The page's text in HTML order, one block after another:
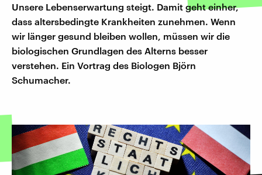
Unsere Lebenserwartung steigt. Damit geht einher,
dass altersbedingte Krankheiten zunehmen. Wenn
wir länger gesund bleiben wollen, müssen wir die
biologischen Grundlagen des Alterns besser
verstehen. Ein Vortrag des Biologen Björn
Schumacher.